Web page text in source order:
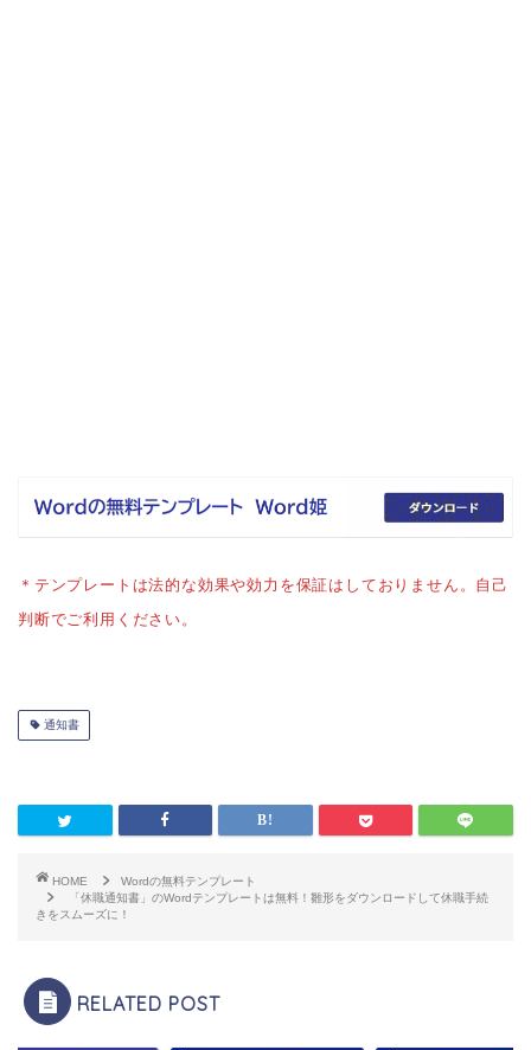
＊テンプレートは法的な効果や効力を保証はしておりません。自己
判断でご利用ください。
通知書
HOME
Wordの無料テンプレート
「休職通知書」のWordテンプレートは無料！雛形をダウンロードして休職手続
きをスムーズに！
RELATED POST